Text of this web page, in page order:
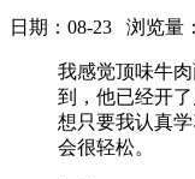
日期：08-23 浏览量：
我感觉顶味牛
到，他已经开
想只要我认真
会很轻松。